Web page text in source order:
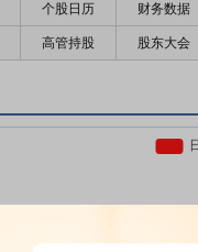
个股日历 财务数据
高管持股 股东大会